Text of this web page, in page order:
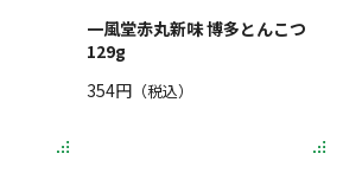
一風堂赤丸新味 博多とんこつ
129g
354円（税込）